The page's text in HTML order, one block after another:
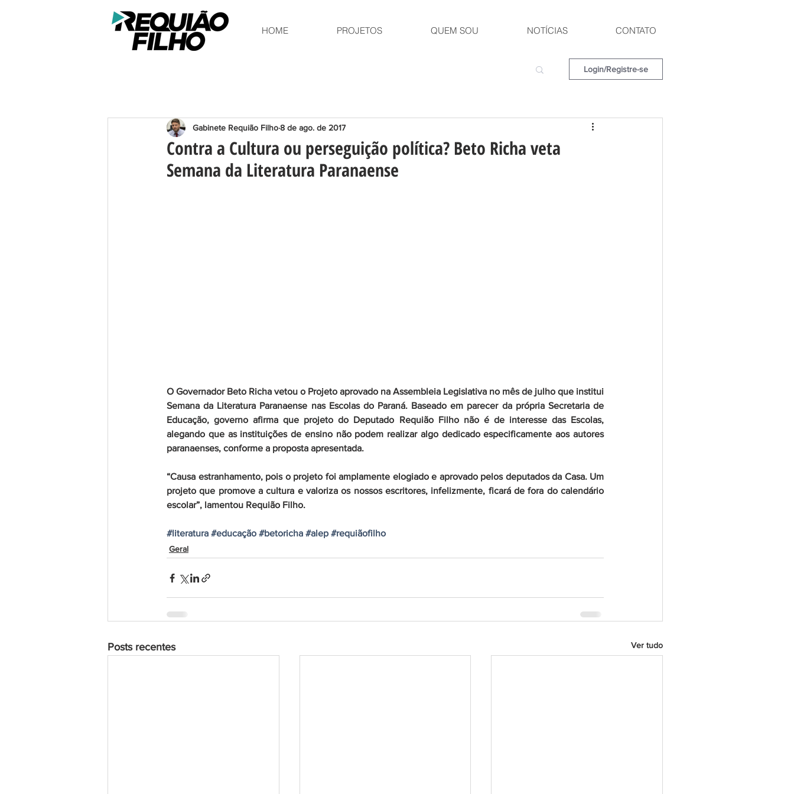
HOME PROJETOS QUEM SOU NOTÍCIAS CONTATO
Login/Registre-se
Contra a Cultura ou perseguição política? Beto Richa veta
Semana da Literatura Paranaense
Gabinete Requião Filho8 de ago. de 2017
O Governador Beto Richa vetou o Projeto aprovado na Assembleia Legislativa no mês de julho que institui
Semana da Literatura Paranaense nas Escolas do Paraná. Baseado em parecer da própria Secretaria de
Educação, governo afirma que projeto do Deputado Requião Filho não é de interesse das Escolas,
alegando que as instituições de ensino não podem realizar algo dedicado especificamente aos autores
paranaenses, conforme a proposta apresentada.
“Causa estranhamento, pois o projeto foi amplamente elogiado e aprovado pelos deputados da Casa. Um
projeto que promove a cultura e valoriza os nossos escritores, infelizmente, ficará de fora do calendário
escolar”, lamentou Requião Filho.
#literatura #educação #betoricha #alep #requiãofilho
Geral
Posts recentes Ver tudo